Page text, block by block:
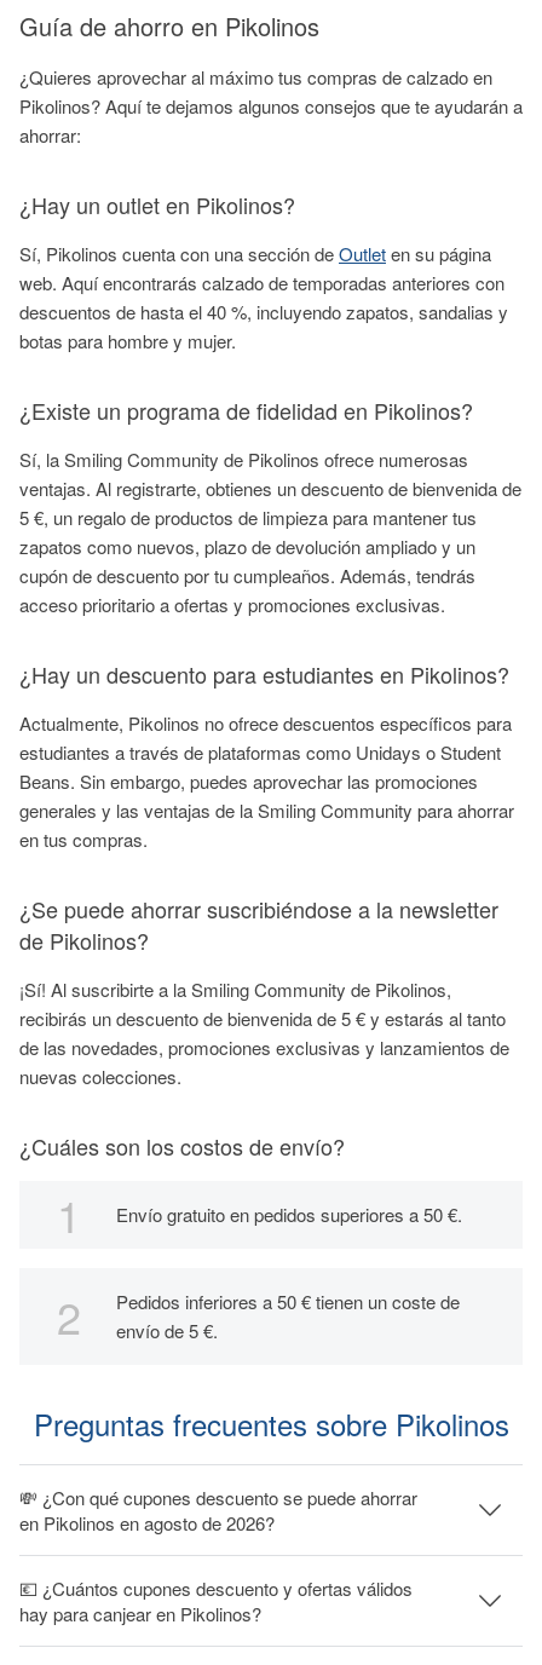
Guía de ahorro en Pikolinos
¿Quieres aprovechar al máximo tus compras de calzado en
Pikolinos? Aquí te dejamos algunos consejos que te ayudarán a
ahorrar:
¿Hay un outlet en Pikolinos?
Sí, Pikolinos cuenta con una sección deOutleten su página
web. Aquí encontrarás calzado de temporadas anteriores con
descuentos de hasta el 40 %, incluyendo zapatos, sandalias y
botas para hombre y mujer.
¿Existe un programa de fidelidad en Pikolinos?
Sí, la Smiling Community de Pikolinos ofrece numerosas
ventajas. Al registrarte, obtienes un descuento de bienvenida de
5 €, un regalo de productos de limpieza para mantener tus
zapatos como nuevos, plazo de devolución ampliado y un
cupón de descuento por tu cumpleaños. Además, tendrás
acceso prioritario a ofertas y promociones exclusivas.
¿Hay un descuento para estudiantes en Pikolinos?
Actualmente, Pikolinos no ofrece descuentos específicos para
estudiantes a través de plataformas como Unidays o Student
Beans. Sin embargo, puedes aprovechar las promociones
generales y las ventajas de la Smiling Community para ahorrar
en tus compras.
¿Se puede ahorrar suscribiéndose a la newsletter
de Pikolinos?
¡Sí! Al suscribirte a la Smiling Community de Pikolinos,
recibirás un descuento de bienvenida de 5 € y estarás al tanto
de las novedades, promociones exclusivas y lanzamientos de
nuevas colecciones.
¿Cuáles son los costos de envío?
Envío gratuito en pedidos superiores a 50 €.
Pedidos inferiores a 50 € tienen un coste de
envío de 5 €.
Preguntas frecuentes sobre Pikolinos
💸 ¿Con qué cupones descuento se puede ahorrar
en Pikolinos en agosto de 2026?
💶 ¿Cuántos cupones descuento y ofertas válidos
hay para canjear en Pikolinos?